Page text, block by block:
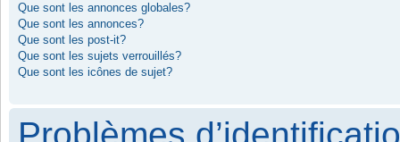
Que sont les annonces globales?
Que sont les annonces?
Que sont les post-it?
Que sont les sujets verrouillés?
Que sont les icônes de sujet?